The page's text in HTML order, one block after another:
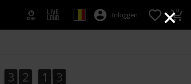
×
Inloggen 0
3
3 2
2 1
1 1
2
1
3
2